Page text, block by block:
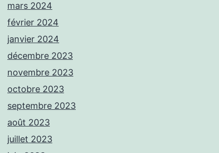
mars 2024
février 2024
janvier 2024
décembre 2023
novembre 2023
octobre 2023
septembre 2023
août 2023
juillet 2023